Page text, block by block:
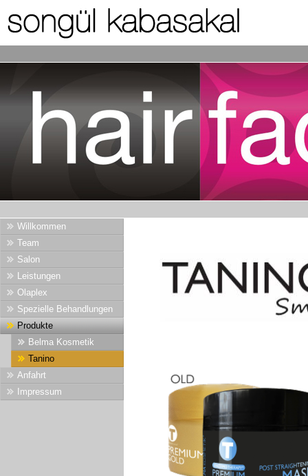
Willkommen
Team
Salon
Leistungen
Olaplex
Spezielle Behandlungen
Produkte
Belma Kosmetik
Tanino
Anfahrt
Impressum